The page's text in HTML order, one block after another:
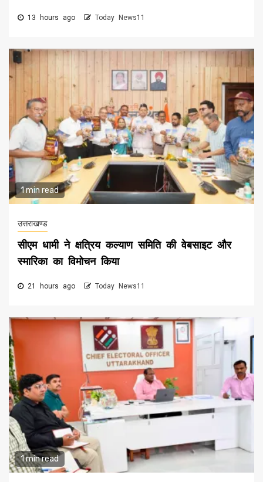
13 hours ago Today News11
1 min read
उत्तराखण्ड
सीएम धामी ने क्षत्रिय कल्याण समिति की वेबसाइट और
स्मारिका का विमोचन किया
21 hours ago Today News11
1 min read